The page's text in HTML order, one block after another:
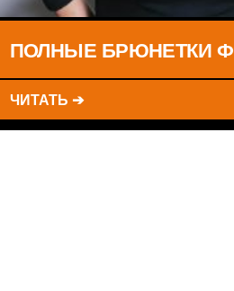
ПОЛНЫЕ БРЮНЕТКИ
ЧИТАТЬ ➔